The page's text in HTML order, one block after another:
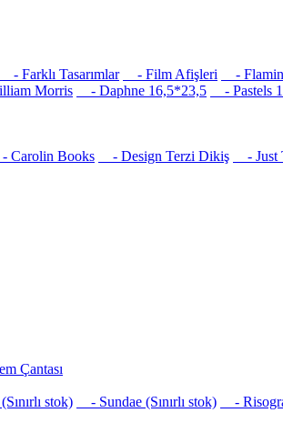
- Farklı Tasarımlar - Film Afişleri -
Morris - Daphne 16,5*23,5
- Pastels
Carolin Books - Design Terzi Dikiş - Just
Çantası
stok) - Sundae (Sınırlı stok)
-